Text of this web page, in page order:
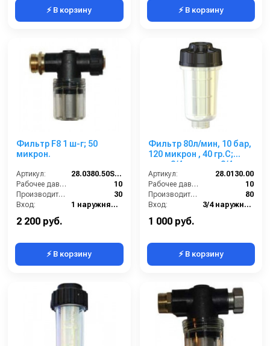
⚡ В корзину ⚡ В корзину
Фильтр F8 1 ш-г; 50
микрон.
Артикул:
28.0380.50ST 1"
Рабочее давление (бар):
10
Производительность (л/мин):
30
Вход:
1 наружняя резьба
2 200 руб.
⚡ В корзину
Фильтр 80л/мин, 10 бар,
120 микрон , 40 гр.С;
вход 3/4ш выход 3/4г.
Артикул:
28.0130.00
Рабочее давление (бар):
10
Производительность (л/мин):
80
Вход:
3/4 наружняя резьба
1 000 руб.
⚡ В корзину